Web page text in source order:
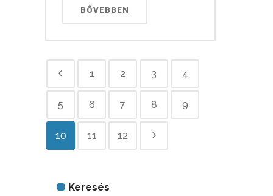
BŐVEBBEN
1 2 3 4
5 6 7 8 9
10 11 12
Keresés